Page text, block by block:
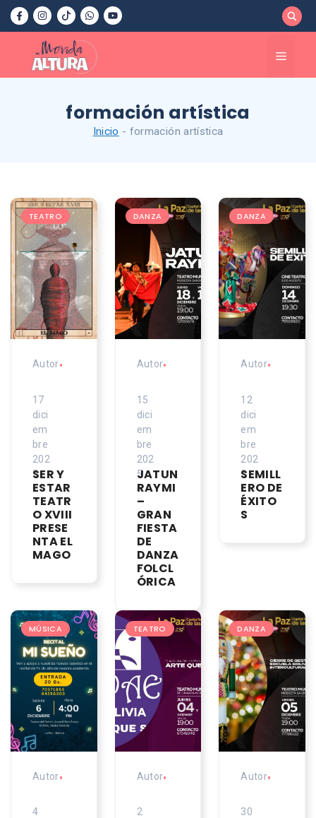
Saltar
contenido
Menú
formación artística
Inicio - formación artística
TEATRO
Autor•
17
dici
em
bre
202
5
SER Y
ESTAR
TEATR
O XVIII
PRESE
NTA EL
MAGO
DANZA
Autor•
15
dici
em
bre
202
5
JATUN
RAYMI
–
GRAN
FIESTA
DE
DANZA
FOLCL
ÓRICA
DANZA
Autor•
12
dici
em
bre
202
5
SEMILL
ERO DE
ÉXITO
S
MÚSICA
Autor•
4
TEATRO
Autor•
2
DANZA
Autor•
30